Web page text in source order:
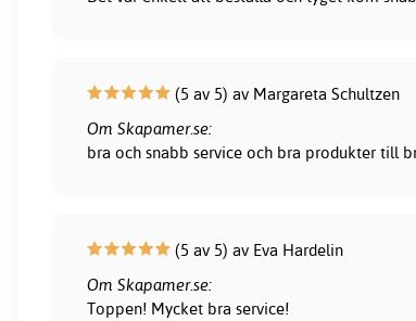
(5 av 5) av Margareta Schultzen
Om Skapamer.se:
bra och snabb service och bra produkter till
(5 av 5) av Eva Hardelin
Om Skapamer.se:
Toppen! Mycket bra service!